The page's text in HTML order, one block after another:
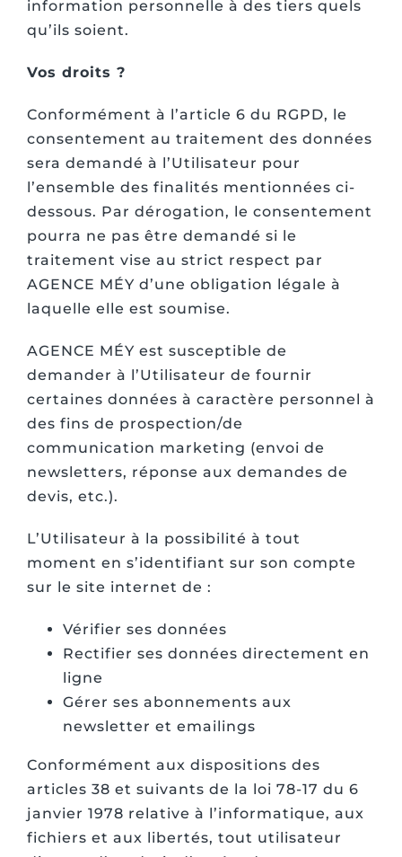
information personnelle à des tiers quels
qu’ils soient.
Vos droits ?
Conformément à l’article 6 du RGPD, le
consentement au traitement des données
sera demandé à l’Utilisateur pour
l’ensemble des finalités mentionnées ci-
dessous. Par dérogation, le consentement
pourra ne pas être demandé si le
traitement vise au strict respect par
AGENCE MÉY d’une obligation légale à
laquelle elle est soumise.
AGENCE MÉY est susceptible de
demander à l’Utilisateur de fournir
certaines données à caractère personnel à
des fins de prospection/de
communication marketing (envoi de
newsletters, réponse aux demandes de
devis, etc.).
L’Utilisateur à la possibilité à tout
moment en s’identifiant sur son compte
sur le site internet de :
Vérifier ses données
Rectifier ses données directement en
ligne
Gérer ses abonnements aux
newsletter et emailings
Conformément aux dispositions des
articles 38 et suivants de la loi 78-17 du 6
janvier 1978 relative à l’informatique, aux
fichiers et aux libertés, tout utilisateur